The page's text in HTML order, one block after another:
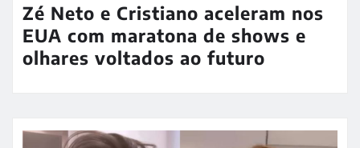
Zé Neto e Cristiano aceleram nos
EUA com maratona de shows e
olhares voltados ao futuro